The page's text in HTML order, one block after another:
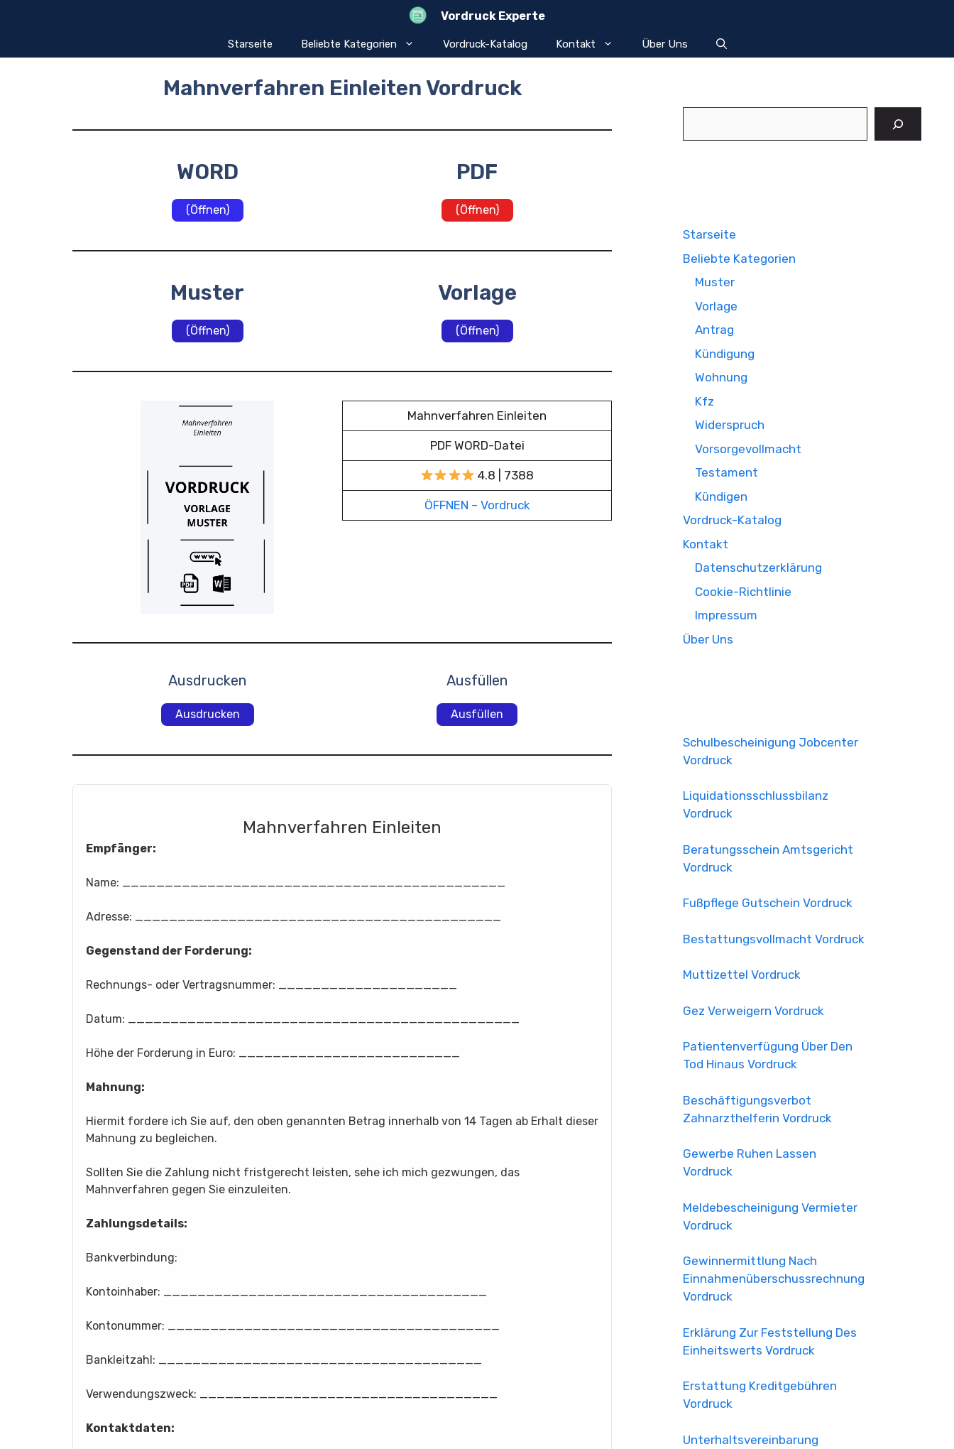
Vordruck Experte
Starseite Beliebte Kategorien Vordruck-Katalog Kontakt Über Uns
Mahnverfahren Einleiten Vordruck
WORD
(Öffnen)
PDF
(Öffnen)
Muster
(Öffnen)
Vorlage
(Öffnen)
Mahnverfahren Einleiten
PDF WORD-Datei
4.8 | 7388
ÖFFNEN – Vordruck
Ausdrucken
Ausdrucken
Ausfüllen
Ausfüllen
Mahnverfahren Einleiten
Empfänger:
Name: _____________________________________________
Adresse: ___________________________________________
Gegenstand der Forderung:
Rechnungs- oder Vertragsnummer: _____________________
Datum: ______________________________________________
Höhe der Forderung in Euro: __________________________
Mahnung:
Hiermit fordere ich Sie auf, den oben genannten Betrag innerhalb von 14 Tagen ab Erhalt dieser
Mahnung zu begleichen.
Sollten Sie die Zahlung nicht fristgerecht leisten, sehe ich mich gezwungen, das
Mahnverfahren gegen Sie einzuleiten.
Zahlungsdetails:
Bankverbindung:
Kontoinhaber: ______________________________________
Kontonummer: _______________________________________
Bankleitzahl: ______________________________________
Verwendungszweck: ___________________________________
Kontaktdaten:
Starseite
Beliebte Kategorien
Muster
Vorlage
Antrag
Kündigung
Wohnung
Kfz
Widerspruch
Vorsorgevollmacht
Testament
Kündigen
Vordruck-Katalog
Kontakt
Datenschutzerklärung
Cookie-Richtlinie
Impressum
Über Uns
Schulbescheinigung Jobcenter
Vordruck
Liquidationsschlussbilanz
Vordruck
Beratungsschein Amtsgericht
Vordruck
Fußpflege Gutschein Vordruck
Bestattungsvollmacht Vordruck
Muttizettel Vordruck
Gez Verweigern Vordruck
Patientenverfügung Über Den
Tod Hinaus Vordruck
Beschäftigungsverbot
Zahnarzthelferin Vordruck
Gewerbe Ruhen Lassen
Vordruck
Meldebescheinigung Vermieter
Vordruck
Gewinnermittlung Nach
Einnahmenüberschussrechnung
Vordruck
Erklärung Zur Feststellung Des
Einheitswerts Vordruck
Erstattung Kreditgebühren
Vordruck
Unterhaltsvereinbarung